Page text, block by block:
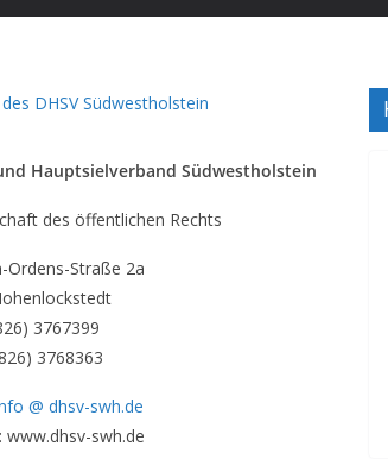
Hauptsielverband Südwestholstein
des öffentlichen Rechts
Ordens-Straße 2a
3767399
3768363
@ dhsv-swh.de
www.dhsv-swh.de